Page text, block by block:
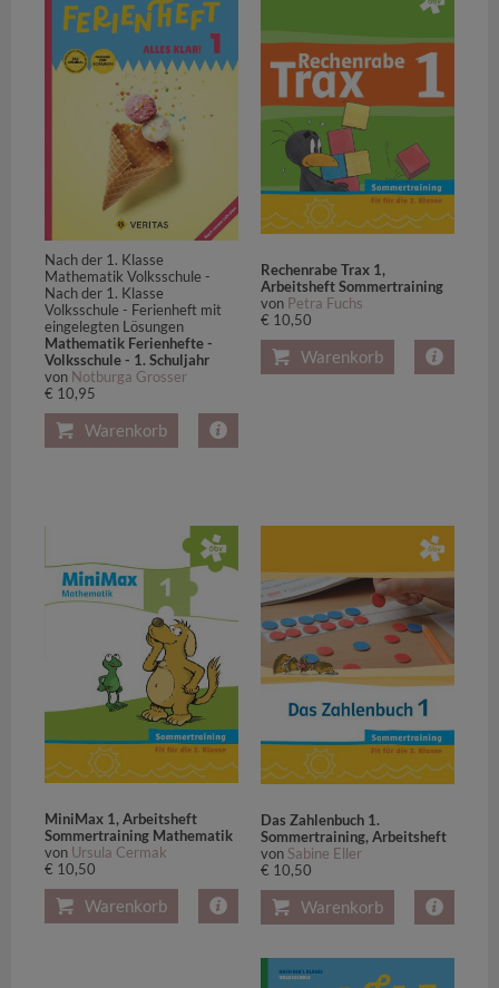
Nach der 1. Klasse
Mathematik Volksschule -
Nach der 1. Klasse
Volksschule - Ferienheft mit
eingelegten Lösungen
Mathematik Ferienhefte -
Volksschule - 1. Schuljahr
von Notburga Grosser
€ 10,95
Warenkorb
Rechenrabe Trax 1,
Arbeitsheft Sommertraining
von Petra Fuchs
€ 10,50
Warenkorb
MiniMax 1, Arbeitsheft
Sommertraining Mathematik
von Ursula Cermak
€ 10,50
Warenkorb
Das Zahlenbuch 1.
Sommertraining, Arbeitsheft
von Sabine Eller
€ 10,50
Warenkorb